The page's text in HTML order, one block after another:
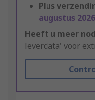
Plus
augustus 2026
Heeft u meer
leverdata' voor